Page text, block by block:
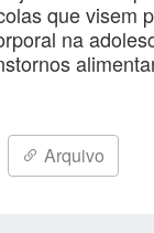
que visem
na
Arquivo